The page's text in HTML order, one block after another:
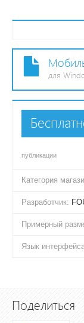
для
публикации
Категория
Разработчик:
Примерный
Язык
Поделиться